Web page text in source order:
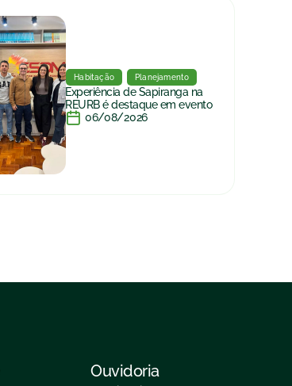
Habitação Planejamento
Experiência de Sapiranga na
REURB é destaque em evento
06/08/2026
Ouvidoria